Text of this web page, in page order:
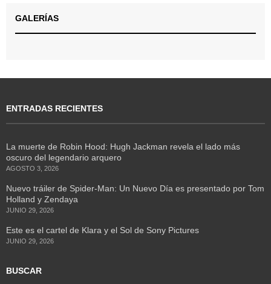
GALERÍAS
ENTRADAS RECIENTES
La muerte de Robin Hood: Hugh Jackman revela el lado más
oscuro del legendario arquero
AGOSTO 3, 2026
Nuevo tráiler de Spider-Man: Un Nuevo Día es presentado por Tom
Holland y Zendaya
JUNIO 29, 2026
Este es el cartel de Klara y el Sol de Sony Pictures
JUNIO 29, 2026
BUSCAR